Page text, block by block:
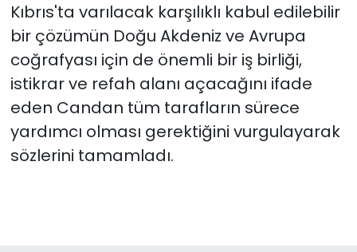
protokolü imzalandı
Kıbrıs'ta varılacak karşılıklı kabul edilebilir
bir çözümün Doğu Akdeniz ve Avrupa
coğrafyası için de önemli bir iş birliği,
istikrar ve refah alanı açacağını ifade
eden Candan tüm tarafların sürece
yardımcı olması gerektiğini vurgulayarak
sözlerini tamamladı.